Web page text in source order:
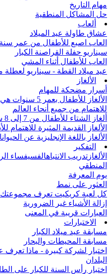
مهام التاريخ
حل المشاكل المنطقية
ألعاب
عشاق طاولة عيد الميلاد
العاب اصبع للأطفال من عمر
سيناريو حفلة القراصنة الكبار
العاب للأطفال أثناء المشي
عيد ميلاد القطة - سيناريو لعطلة
الألغاز
أسرار مضحكة للمهام
الألغاز
للاهتمام من جميع أنحاء العالم
ألغاز الشتاء للأطفال من 7 إلى 8 سنوات - 30 مشكلة ممتعة
الألغاز القديمة المثيرة للاهتمام
الألغاز باللغة الإنجليزية عن
التفكير
الألغاز تدريب الانتباهالفسيفساء
المنطقي
يوم المعرفة
العثور على نمط
كل لعبة كريكيت تعرف مجموعتك
إزالة الأشياء غير الضرورية
العبارات قريبة في المعنى
الاختبارات
مسابقة عيد ميلاد الكبار
مسابقة المحيطات والبحار
اختبار لشركة كبيرة - ماذا
البلدان
اختبار رأس السنة للكبار على